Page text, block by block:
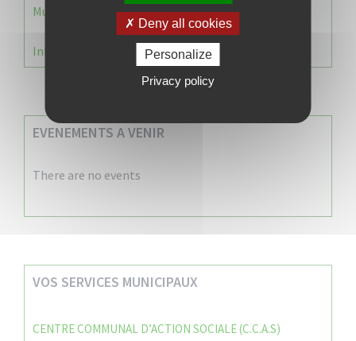
Municipale 2026 : Transfert du Bureau de Vote n°2
Information Élections – Carte Électorale
EVENEMENTS A VENIR
There are no events
VOS SERVICES MUNICIPAUX
CENTRE COMMUNAL D’ACTION SOCIALE (C.C.A.S)
Deny all cookies
Personalize
Privacy policy